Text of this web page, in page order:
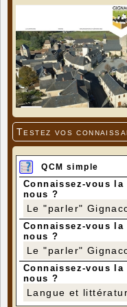
Testez vos
QCM simple
Connaissez-vous la
nous ?
Le "parler"
Connaissez-vous la
nous ?
Le "parler"
Connaissez-vous la
nous ?
Langue et